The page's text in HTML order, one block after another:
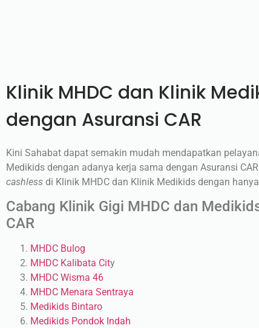
Klinik MHDC dan Klinik
dengan Asuransi CAR
Kini Sahabat dapat semakin mudah mendapatkan
Medikids dengan adanya kerja sama dengan Asuransi
cashless di Klinik MHDC dan Klinik Medikids dengan
Cabang Klinik Gigi MHDC dan
CAR
MHDC Bulog
MHDC Kalibata City
MHDC Wisma 46
MHDC Menara Sentraya
Medikids Bintaro
Medikids Pondok Indah